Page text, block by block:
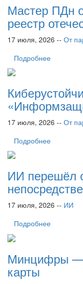
Мастер ПДн
реестр
17 июля, 2026 -- От
Подробнее
17 июля, 2026 -- От
Подробнее
ИИ перешёл
17 июля, 2026 -- ИИ
Подробнее
Минцифры —
карты